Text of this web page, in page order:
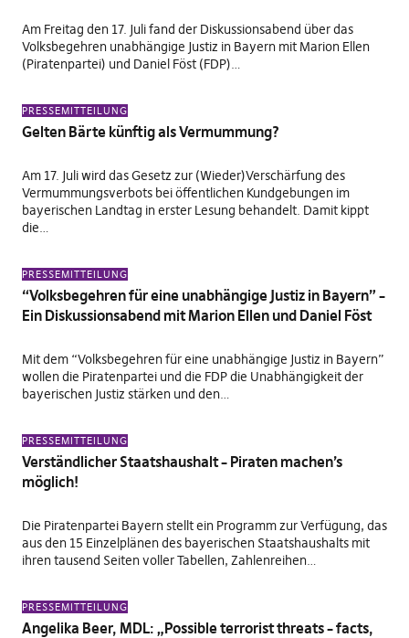
Am Freitag den 17. Juli fand der Diskussionsabend über das
Volksbegehren unabhängige Justiz in Bayern mit Marion Ellen
(Piratenpartei) und Daniel Föst (FDP)…
PRESSEMITTEILUNG
Gelten Bärte künftig als Vermummung?
Am 17. Juli wird das Gesetz zur (Wieder)Verschärfung des
Vermummungsverbots bei öffentlichen Kundgebungen im
bayerischen Landtag in erster Lesung behandelt. Damit kippt
die…
PRESSEMITTEILUNG
“Volksbegehren für eine unabhängige Justiz in Bayern” –
Ein Diskussionsabend mit Marion Ellen und Daniel Föst
Mit dem “Volksbegehren für eine unabhängige Justiz in Bayern”
wollen die Piratenpartei und die FDP die Unabhängigkeit der
bayerischen Justiz stärken und den…
PRESSEMITTEILUNG
Verständlicher Staatshaushalt – Piraten machen’s
möglich!
Die Piratenpartei Bayern stellt ein Programm zur Verfügung, das
aus den 15 Einzelplänen des bayerischen Staatshaushalts mit
ihren tausend Seiten voller Tabellen, Zahlenreihen…
PRESSEMITTEILUNG
Angelika Beer, MDL: „Possible terrorist threats – facts,